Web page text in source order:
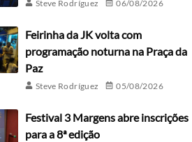
Steve Rodríguez 06/08/2026
Feirinha da JK volta com
programação noturna na Praça da
Paz
Steve Rodríguez 05/08/2026
Festival 3 Margens abre inscrições
para a 8ª edição